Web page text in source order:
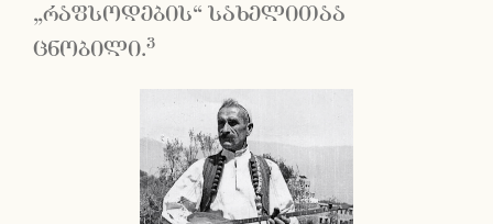
„რაფსოდების“ სახელითაა
ცნობილი.3